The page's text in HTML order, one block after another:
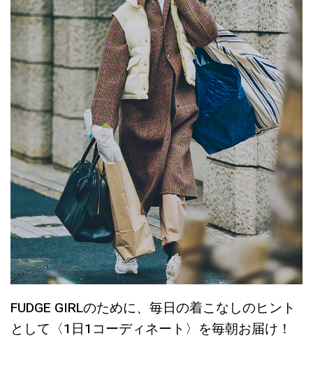
FUDGE GIRLのために、毎日の着こなしのヒント
として〈1日1コーディネート〉を毎朝お届け！